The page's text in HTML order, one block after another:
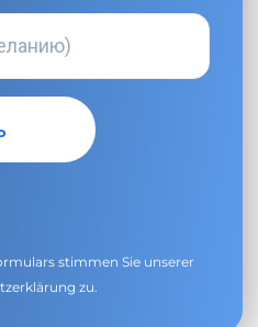
stimmen Sie unserer
zu.